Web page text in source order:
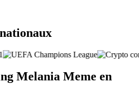
Melania Meme en